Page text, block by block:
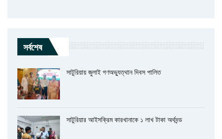
সর্বশেষ
সাটুরিয়ায় জুলাই গণঅভ্যুত্থান দিবস পালিত
সাটুরিয়ার আইসক্রিম কারখানাকে ১ লাখ টাকা অর্থদন্ড